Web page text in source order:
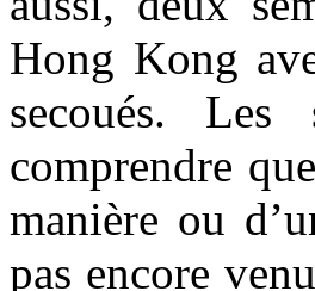
Hong Kong
secoués.
comprendre
manière ou
pas encore